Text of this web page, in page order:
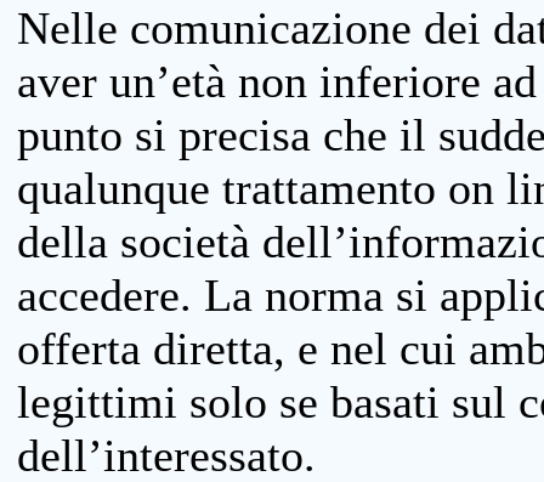
Nelle comunicazione dei
aver un’età non inferiore
punto si precisa che il
qualunque trattamento on
della società
accedere. La norma si
offerta diretta, e nel cui
legittimi solo se basati sul
dell’interessato.